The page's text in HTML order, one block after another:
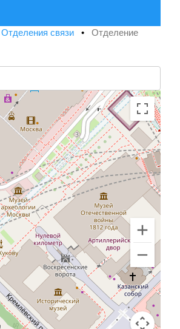
Отделения связи • Отделение